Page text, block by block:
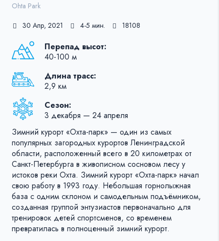
Ohta Park
30 Апр, 2021 4-5 мин. 18108
Перепад высот:
40-100 м
Длина трасс:
2,9 км
Сезон:
3 декабря — 24 апреля
Зимний курорт «Охта-парк» — один из самых
популярных загородных курортов Ленинградской
области, расположенный всего в 20 километрах от
Санкт-Петербурга в живописном сосновом лесу у
истоков реки Охта. Зимний курорт «Охта-парк» начал
свою работу в 1993 году. Небольшая горнолыжная
база с одним склоном и самодельным подъёмником,
созданная группой энтузиастов первоначально для
тренировок детей спортсменов, со временем
превратилась в полноценный зимний курорт.